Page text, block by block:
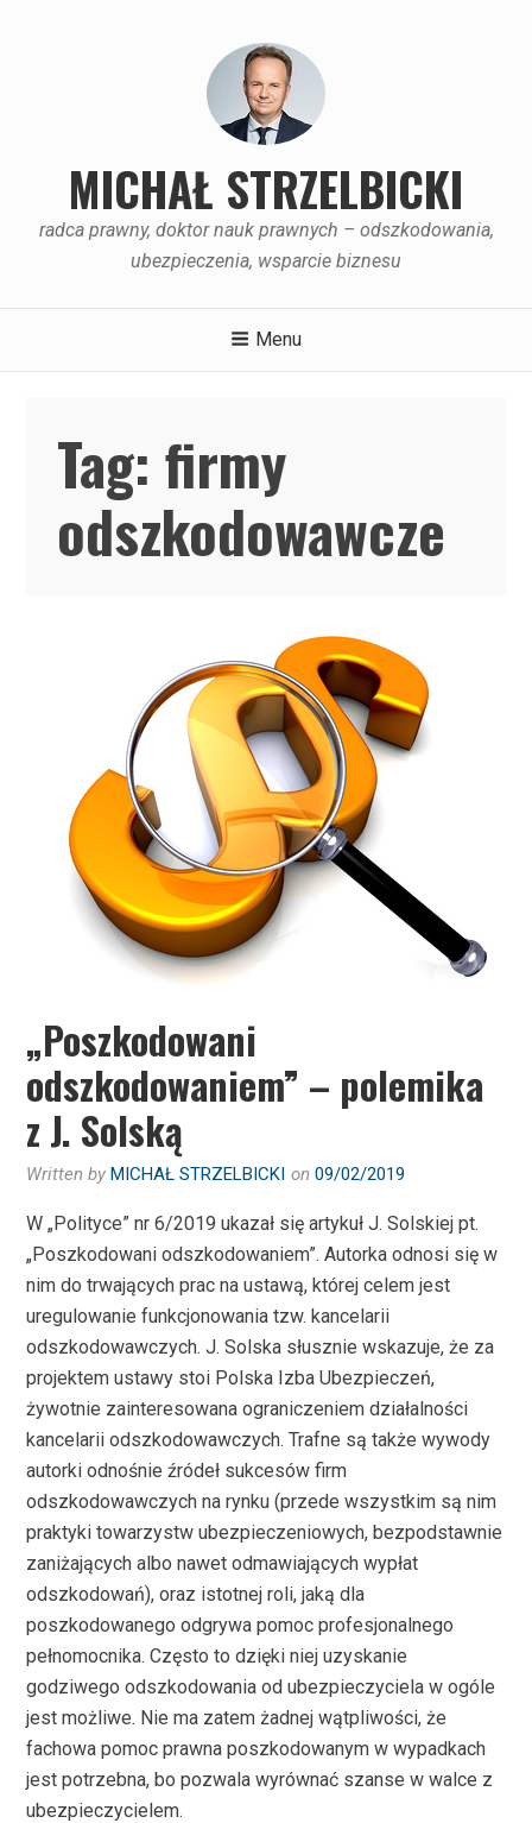
MICHAŁ STRZELBICKI
radca prawny, doktor nauk prawnych – odszkodowania,
ubezpieczenia, wsparcie biznesu
Menu
Tag:firmy
odszkodowawcze
„Poszkodowani
odszkodowaniem” – polemika
z J. Solską
Written byMICHAŁ STRZELBICKI on09/02/2019
W „Polityce” nr 6/2019 ukazał się artykuł J. Solskiej pt.
„Poszkodowani odszkodowaniem”. Autorka odnosi się w
nim do trwających prac na ustawą, której celem jest
uregulowanie funkcjonowania tzw. kancelarii
odszkodowawczych. J. Solska słusznie wskazuje, że za
projektem ustawy stoi Polska Izba Ubezpieczeń,
żywotnie zainteresowana ograniczeniem działalności
kancelarii odszkodowawczych. Trafne są także wywody
autorki odnośnie źródeł sukcesów firm
odszkodowawczych na rynku (przede wszystkim są nim
praktyki towarzystw ubezpieczeniowych, bezpodstawnie
zaniżających albo nawet odmawiających wypłat
odszkodowań), oraz istotnej roli, jaką dla
poszkodowanego odgrywa pomoc profesjonalnego
pełnomocnika. Często to dzięki niej uzyskanie
godziwego odszkodowania od ubezpieczyciela w ogóle
jest możliwe. Nie ma zatem żadnej wątpliwości, że
fachowa pomoc prawna poszkodowanym w wypadkach
jest potrzebna, bo pozwala wyrównać szanse w walce z
ubezpieczycielem.